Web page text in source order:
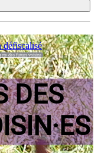
défiscalisé
des futurs voisins
DES